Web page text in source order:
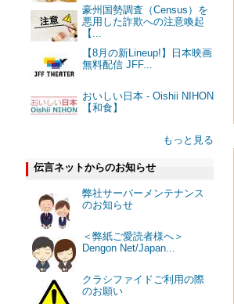
豪州国勢調査（Census）を
悪用した詐欺への注意喚起
【...
【8月の新Lineup!】日本映画
無料配信 JFF...
おいしい日本 - Oishii NIHON
【和食】
もっと見る
伝言ネットからのお知らせ
弊社サーバーメンテナンス
のお知らせ
＜弊紙ご愛読者様へ＞
Dengon Net/Japan...
クラシファイドご利用の際
のお願い